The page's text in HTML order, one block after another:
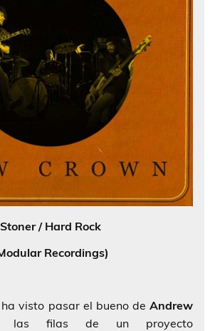
Stoner / Hard Rock
Recordings)
visto pasar el bueno de Andrew
filas de un proyecto